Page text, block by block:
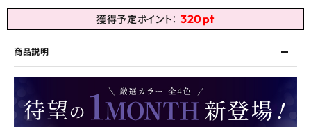
獲得予定ポイント： 320pt
商品説明